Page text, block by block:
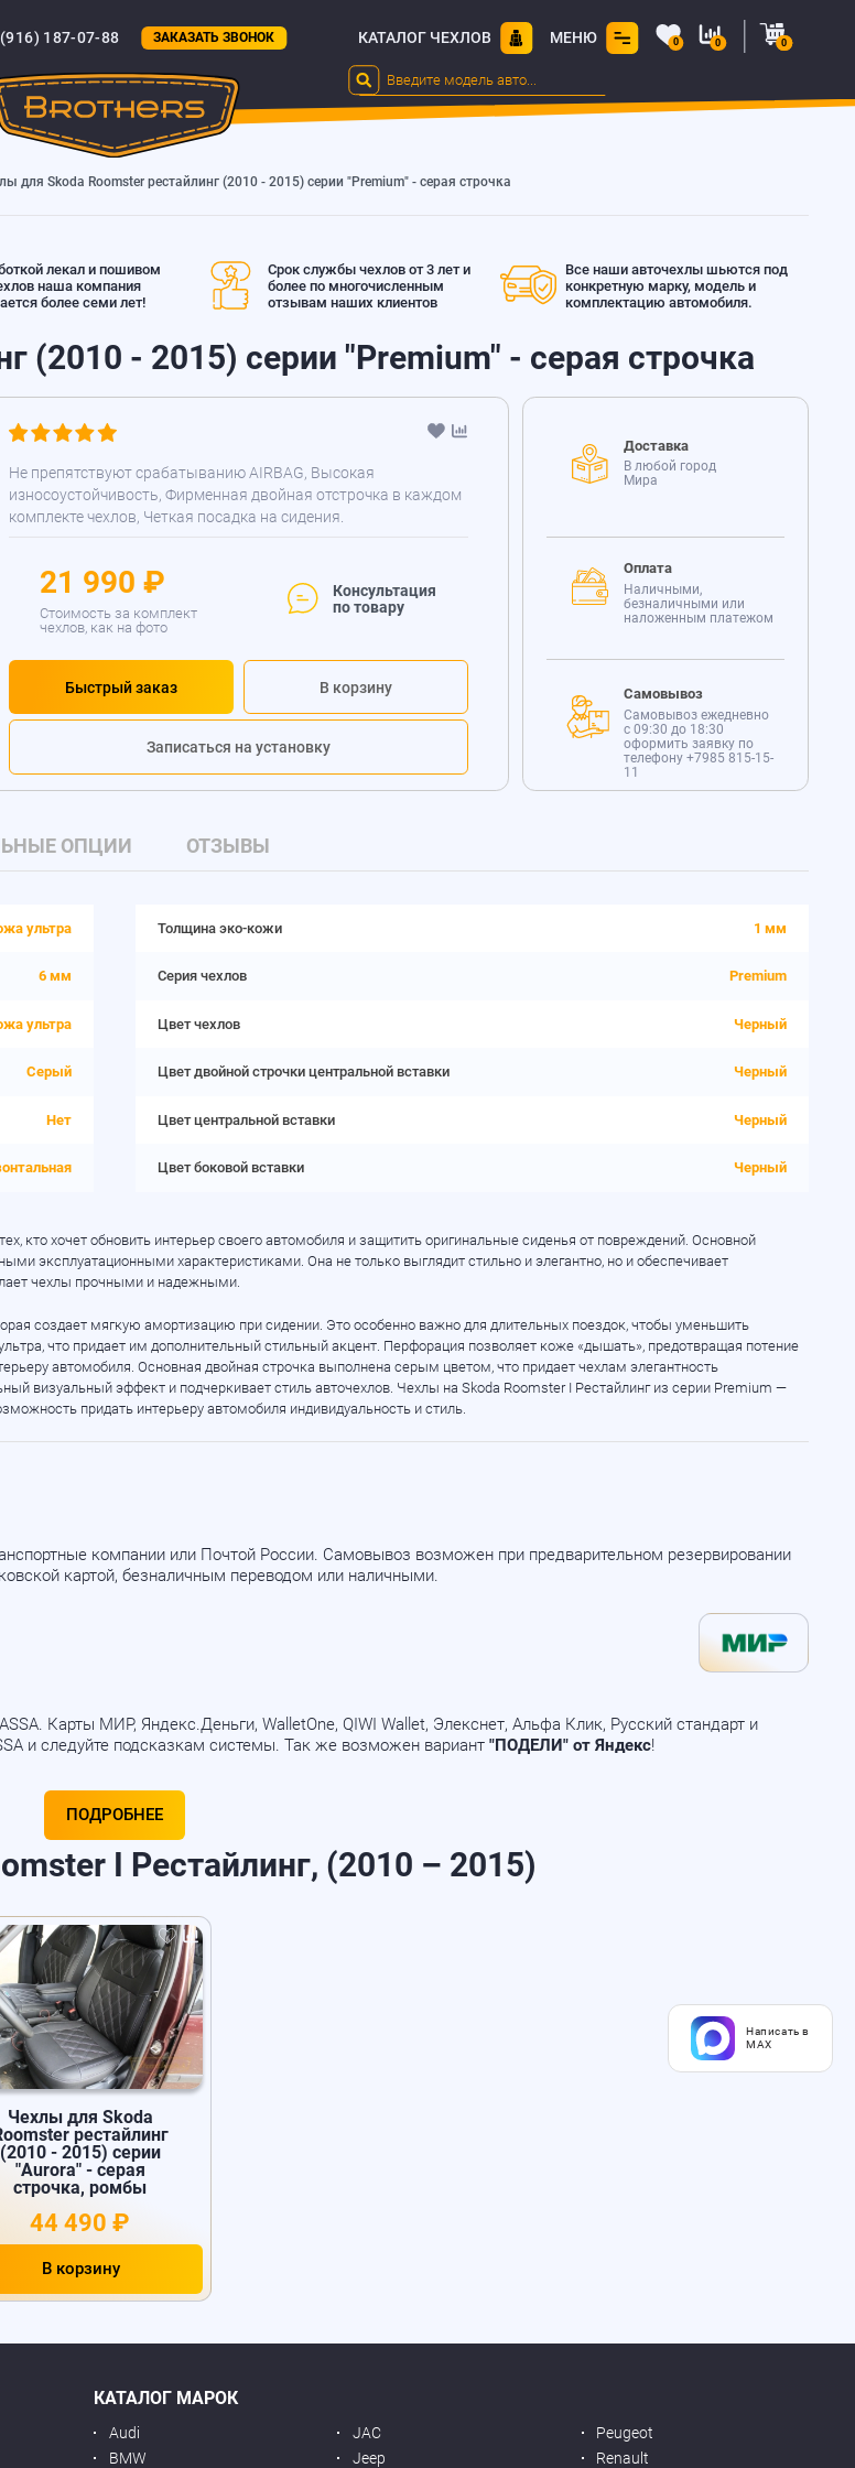
187-07-88 ЗАКАЗАТЬ ЗВОНОК КАТАЛОГ ЧЕХЛОВ МЕНЮ 0 0 0
для Skoda Roomster рестайлинг (2010 - 2015) серии "Premium" - серая строчка
лекал и пошивом
наша компания
более семи лет!
Срок службы чехлов от 3 лет и
более по многочисленным
отзывам наших клиентов
Все наши авточехлы шьются под
конкретную марку, модель и
комплектацию автомобиля.
(2010 - 2015) серии "Premium" - серая строчка
Не препятствуют срабатыванию AIRBAG, Высокая
износоустойчивость, Фирменная двойная отстрочка в каждом
комплекте чехлов, Четкая посадка на сидения.
21 990 ₽
Стоимость за комплект
чехлов, как на фото
Консультация
по товару
Быстрый заказ В корзину
Записаться на установку
Доставка
В любой город
Мира
Оплата
Наличными,
безналичными или
наложенным платежом
Самовывоз
Самовывоз ежедневно
с 09:30 до 18:30
оформить заявку по
телефону +7985 815-15-
11
ОПЦИИ ОТЗЫВЫ
ультра Толщина эко-кожи 1 мм
6 мм Серия чехлов Premium
ультра Цвет чехлов Черный
Серый Цвет двойной строчки центральной вставки Черный
Нет Цвет центральной вставки Черный
Цвет боковой вставки Черный
кто хочет обновить интерьер своего автомобиля и защитить оригинальные сиденья от повреждений. Основной
эксплуатационными характеристиками. Она не только выглядит стильно и элегантно, но и обеспечивает
чехлы прочными и надежными.
создает мягкую амортизацию при сидении. Это особенно важно для длительных поездок, чтобы уменьшить
что придает им дополнительный стильный акцент. Перфорация позволяет коже «дышать», предотвращая потение
автомобиля. Основная двойная строчка выполнена серым цветом, что придает чехлам элегантность
визуальный эффект и подчеркивает стиль авточехлов. Чехлы на Skoda Roomster I Рестайлинг из серии Premium —
придать интерьеру автомобиля индивидуальность и стиль.
компании или Почтой России. Самовывоз возможен при предварительном резервировании
картой, безналичным переводом или наличными.
Карты МИР, Яндекс.Деньги, WalletOne, QIWI Wallet, Элекснет, Альфа Клик, Русский стандарт и
и следуйте подсказкам системы. Так же возможен вариант"ПОДЕЛИ" от Яндекс!
ПОДРОБНЕЕ
I Рестайлинг, (2010 – 2015)
Чехлы для Skoda
рестайлинг
(2010 - 2015) серии
"Aurora" - серая
строчка, ромбы
44 490 ₽
В корзину
КАТАЛОГ МАРОК
Audi
BMW
JAC
Jeep
Peugeot
Renault
Написать в
MAX